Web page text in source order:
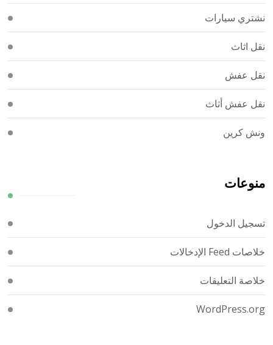
نشتري سيارات
نقل اثاث
نقل عفش
نقل عفش أثاث
ونش كرين
منوعات
تسجيل الدخول
خلاصات Feed الإدخالات
خلاصة التعليقات
WordPress.org